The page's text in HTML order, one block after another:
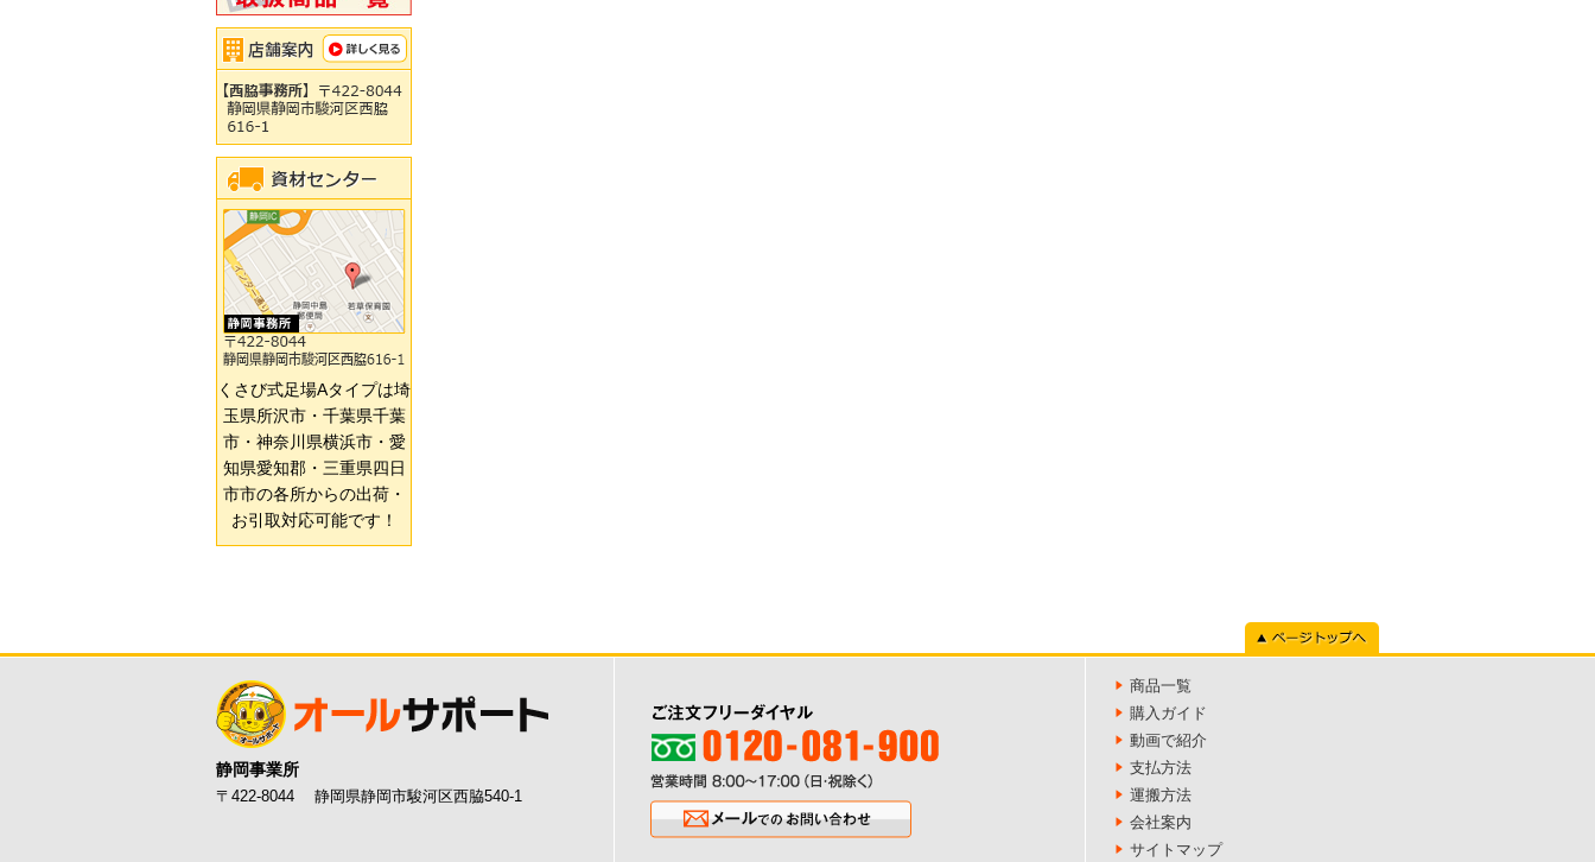
くさび式足場Aタイプは埼
玉県所沢市・千葉県千葉
市・神奈川県横浜市・愛
知県愛知郡・三重県四日
市市の各所からの出荷・
お引取対応可能です！
静岡事業所
〒422-8044 静岡県静岡市駿河区西脇540-1
ご注文フリーダイヤル0120-081-900
営業時間8:00〜17:00（日・祝除く
商品一覧
購入ガイド
動画で紹介
支払方法
運搬方法
会社案内
サイトマップ